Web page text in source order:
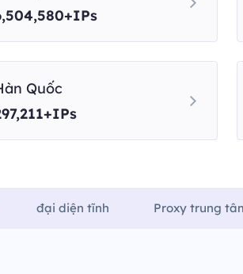
Quốc
đại diện tĩnh Proxy trung